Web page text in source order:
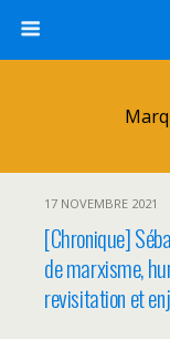
17 NOVEMBRE 2021
[Chronique]
de marxisme,
revisitation et